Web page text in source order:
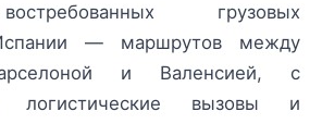
грузовых
— маршрутов между
и Валенсией, с
логистические вызовы и